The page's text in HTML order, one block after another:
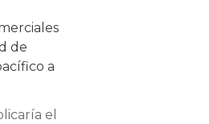
de
a
el